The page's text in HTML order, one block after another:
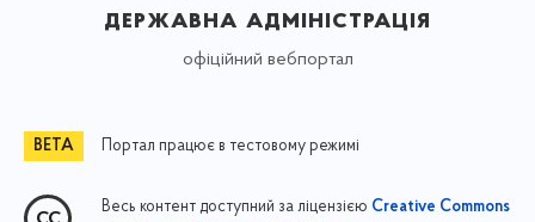
державна адміністрація
офіційний вебпортал
Портал працює в тестовому режимі
Весь контент доступний за ліцензією Creative Commons